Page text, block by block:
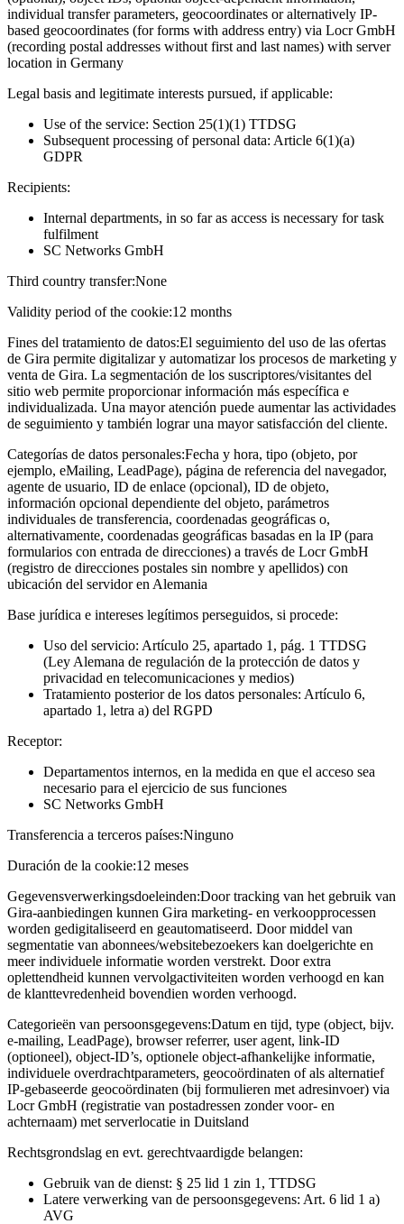
individual transfer parameters, geocoordinates or alternatively IP-
based geocoordinates (for forms with address entry) via Locr GmbH
(recording postal addresses without first and last names) with server
location in Germany
Legal basis and legitimate interests pursued, if applicable:
Use of the service: Section 25(1)(1) TTDSG
Subsequent processing of personal data: Article 6(1)(a)
GDPR
Recipients:
Internal departments, in so far as access is necessary for task
fulfilment
SC Networks GmbH
Third country transfer:None
Validity period of the cookie:12 months
Fines del tratamiento de datos:El seguimiento del uso de las ofertas
de Gira permite digitalizar y automatizar los procesos de marketing y
venta de Gira. La segmentación de los suscriptores/visitantes del
sitio web permite proporcionar información más específica e
individualizada. Una mayor atención puede aumentar las actividades
de seguimiento y también lograr una mayor satisfacción del cliente.
Categorías de datos personales:Fecha y hora, tipo (objeto, por
ejemplo, eMailing, LeadPage), página de referencia del navegador,
agente de usuario, ID de enlace (opcional), ID de objeto,
información opcional dependiente del objeto, parámetros
individuales de transferencia, coordenadas geográficas o,
alternativamente, coordenadas geográficas basadas en la IP (para
formularios con entrada de direcciones) a través de Locr GmbH
(registro de direcciones postales sin nombre y apellidos) con
ubicación del servidor en Alemania
Base jurídica e intereses legítimos perseguidos, si procede:
Uso del servicio: Artículo 25, apartado 1, pág. 1 TTDSG
(Ley Alemana de regulación de la protección de datos y
privacidad en telecomunicaciones y medios)
Tratamiento posterior de los datos personales: Artículo 6,
apartado 1, letra a) del RGPD
Receptor:
Departamentos internos, en la medida en que el acceso sea
necesario para el ejercicio de sus funciones
SC Networks GmbH
Transferencia a terceros países:Ninguno
Duración de la cookie:12 meses
Gegevensverwerkingsdoeleinden:Door tracking van het gebruik van
Gira-aanbiedingen kunnen Gira marketing- en verkoopprocessen
worden gedigitaliseerd en geautomatiseerd. Door middel van
segmentatie van abonnees/websitebezoekers kan doelgerichte en
meer individuele informatie worden verstrekt. Door extra
oplettendheid kunnen vervolgactiviteiten worden verhoogd en kan
de klanttevredenheid bovendien worden verhoogd.
Categorieën van persoonsgegevens:Datum en tijd, type (object, bijv.
e-mailing, LeadPage), browser referrer, user agent, link-ID
(optioneel), object-ID’s, optionele object-afhankelijke informatie,
individuele overdrachtparameters, geocoördinaten of als alternatief
IP-gebaseerde geocoördinaten (bij formulieren met adresinvoer) via
Locr GmbH (registratie van postadressen zonder voor- en
achternaam) met serverlocatie in Duitsland
Rechtsgrondslag en evt. gerechtvaardigde belangen:
Gebruik van de dienst: § 25 lid 1 zin 1, TTDSG
Latere verwerking van de persoonsgegevens: Art. 6 lid 1 a)
AVG